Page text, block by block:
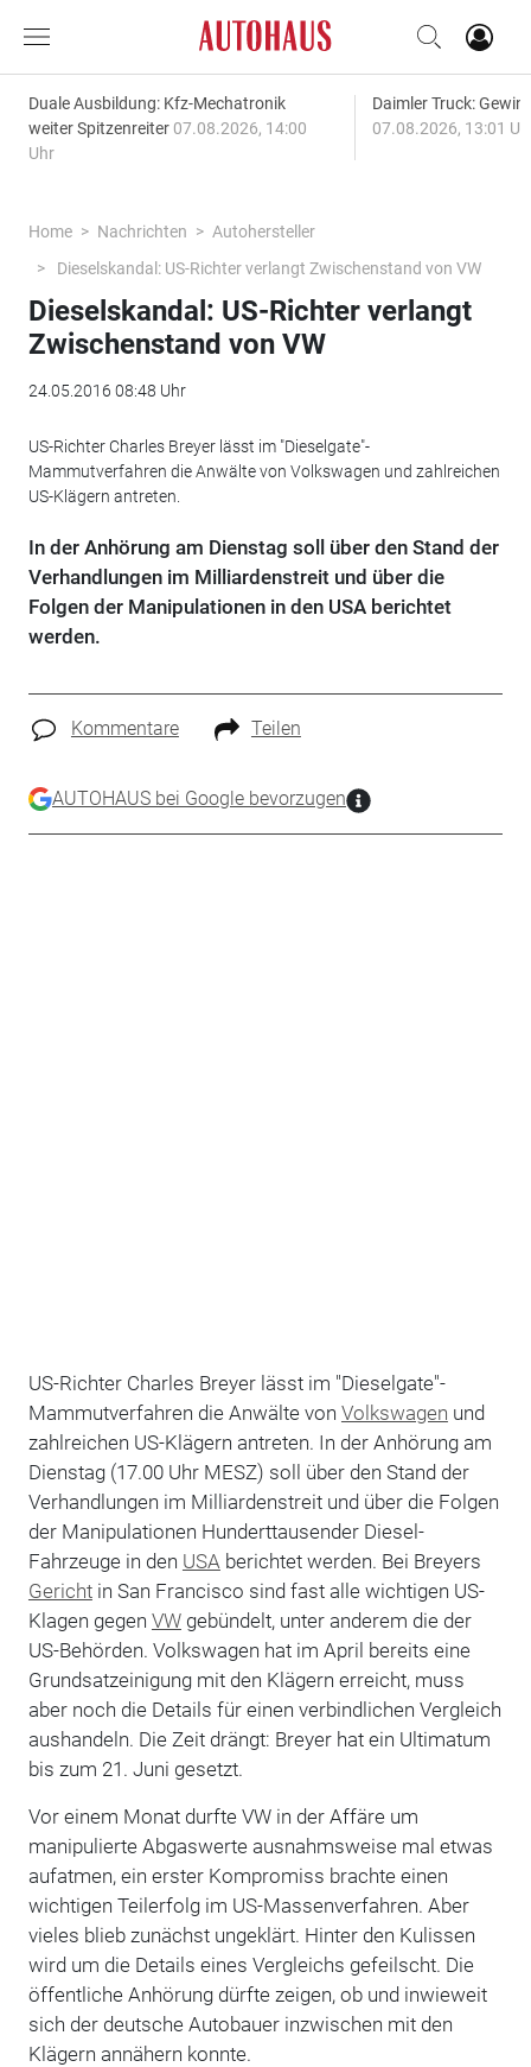
Duale Ausbildung: Kfz-Mechatronik
weiter Spitzenreiter 07.08.2026, 14:00
Uhr
Daimler Truck:
07.08.2026, 13:01
Home Nachrichten
Autohersteller
Dieselskandal: US-Richter verlangt Zwischenstand von VW
Dieselskandal: US-Richter verlangt
Zwischenstand von VW
24.05.2016 08:48 Uhr
US-Richter Charles Breyer lässt im "Dieselgate"-
Mammutverfahren die Anwälte von Volkswagen und zahlreichen
US-Klägern antreten.
In der Anhörung am Dienstag soll über den Stand der
Verhandlungen im Milliardenstreit und über die
Folgen der Manipulationen in den USA berichtet
werden.
Kommentare Teilen
AUTOHAUS bei Google bevorzugen
US-Richter Charles Breyer lässt im "Dieselgate"-
Mammutverfahren die Anwälte von Volkswagen und
zahlreichen US-Klägern antreten. In der Anhörung am
Dienstag (17.00 Uhr MESZ) soll über den Stand der
Verhandlungen im Milliardenstreit und über die Folgen
der Manipulationen Hunderttausender Diesel-
Fahrzeuge in den USA berichtet werden. Bei Breyers
Gerichtin San Francisco sind fast alle wichtigen US-
Klagen gegen VWgebündelt, unter anderem die der
US-Behörden. Volkswagen hat im April bereits eine
Grundsatzeinigung mit den Klägern erreicht, muss
aber noch die Details für einen verbindlichen Vergleich
aushandeln. Die Zeit drängt: Breyer hat ein Ultimatum
bis zum 21. Juni gesetzt.
Vor einem Monat durfte VW in der Affäre um
manipulierte Abgaswerte ausnahmsweise mal etwas
aufatmen, ein erster Kompromiss brachte einen
wichtigen Teilerfolg im US-Massenverfahren. Aber
vieles blieb zunächst ungeklärt. Hinter den Kulissen
wird um die Details eines Vergleichs gefeilscht. Die
öffentliche Anhörung dürfte zeigen, ob und inwieweit
sich der deutsche Autobauer inzwischen mit den
Klägern annähern konnte.